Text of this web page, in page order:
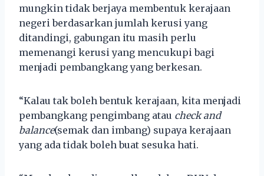
mungkin tidak berjaya membentuk kerajaan
negeri berdasarkan jumlah kerusi yang
ditandingi, gabungan itu masih perlu
memenangi kerusi yang mencukupi bagi
menjadi pembangkang yang berkesan.
“Kalau tak boleh bentuk kerajaan, kita menjadi
pembangkang pengimbang atau check and
balance(semak dan imbang) supaya kerajaan
yang ada tidak boleh buat sesuka hati.